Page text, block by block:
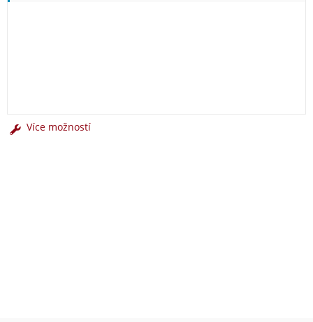
Více možností